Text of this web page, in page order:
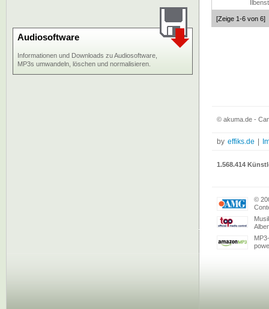
[Zeige 1-6 von 6]
Audiosoftware
Informationen und Downloads zu Audiosoftware,
MP3s umwandeln, löschen und normalisieren.
© akuma.de -
by effiks.de
1.568.414
©